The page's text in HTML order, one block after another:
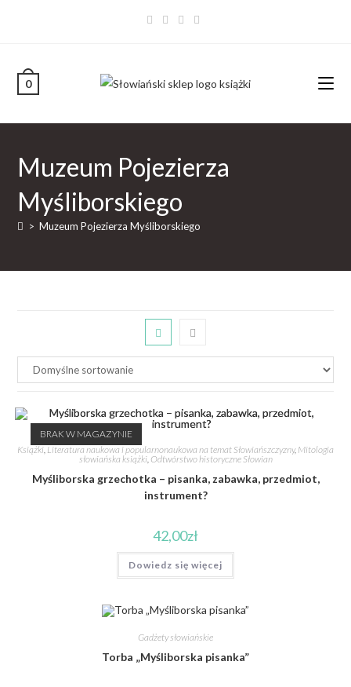
0
Muzeum Pojezierza
Myśliborskiego
> Muzeum Pojezierza Myśliborskiego
BRAK W MAGAZYNIE
Książki, Literatura naukowa i popularnonaukowa na temat Słowiańszczyzny, Mitologia
słowiańska książki, Odtwórstwo historyczne Słowian
Myśliborska grzechotka – pisanka, zabawka, przedmiot,
instrument?
42,00zł
Dowiedz się więcej
Gadżety słowiańskie
Torba „Myśliborska pisanka”